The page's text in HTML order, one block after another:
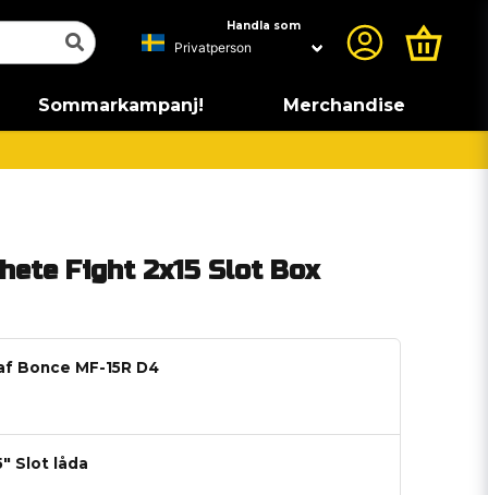
Handla som
Sommarkampanj! Merchandise
Fight 2x15 Slot Box
Bonce MF-15R D4
Slot låda